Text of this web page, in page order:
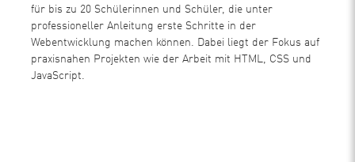
für bis zu 20 Schülerinnen und Schüler, die unter
professioneller Anleitung erste Schritte in der
Webentwicklung machen können. Dabei liegt der Fokus auf
praxisnahen Projekten wie der Arbeit mit HTML, CSS und
JavaScript.